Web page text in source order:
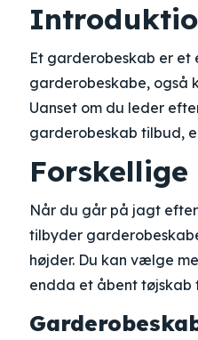
Et garderobeskab er et
garderobeskabe, også
Uanset om du leder
garderobeskab tilbud,
Når du går på jagt
tilbyder
højder. Du kan vælge
endda et åbent tøjskab